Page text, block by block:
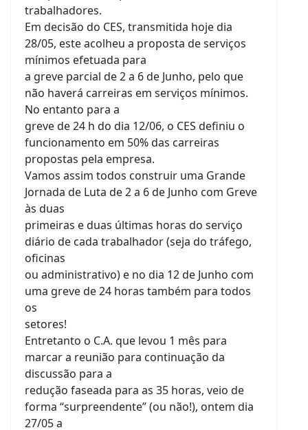
trabalhadores.
Em decisão do CES, transmitida hoje dia
28/05, este acolheu a proposta de serviços
mínimos efetuada para
a greve parcial de 2 a 6 de Junho, pelo que
não haverá carreiras em serviços mínimos.
No entanto para a
greve de 24 h do dia 12/06, o CES definiu o
funcionamento em 50% das carreiras
propostas pela empresa.
Vamos assim todos construir uma Grande
Jornada de Luta de 2 a 6 de Junho com Greve
às duas
primeiras e duas últimas horas do serviço
diário de cada trabalhador (seja do tráfego,
oficinas
ou administrativo) e no dia 12 de Junho com
uma greve de 24 horas também para todos
os
setores!
Entretanto o C.A. que levou 1 mês para
marcar a reunião para continuação da
discussão para a
redução faseada para as 35 horas, veio de
forma “surpreendente” (ou não!), ontem dia
27/05 a